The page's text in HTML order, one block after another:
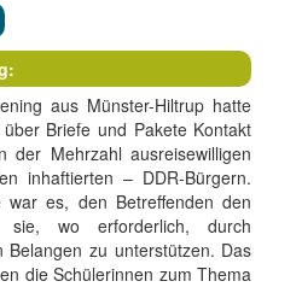
aus Münster-Hiltrup hatte
Briefe und Pakete Kontakt
Mehrzahl ausreisewilligen
inhaftierten – DDR-Bürgern.
war es, den Betreffenden den
wo erforderlich, durch
zu unterstützen. Das
die Schülerinnen zum Thema